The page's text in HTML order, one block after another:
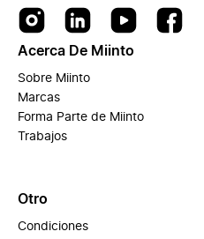
Acerca De Miinto
Sobre Miinto
Marcas
Forma Parte de Miinto
Trabajos
Otro
Condiciones